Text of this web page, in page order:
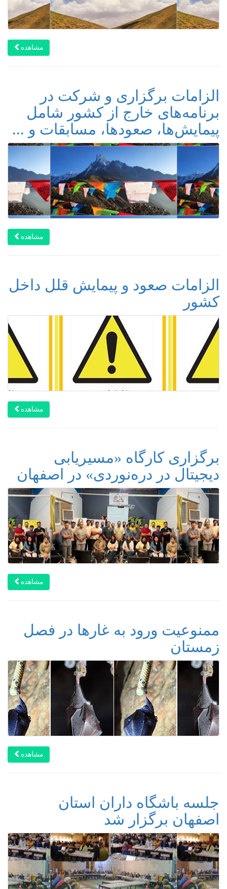
مشاهده
الزامات برگزاری و شرکت در
برنامه‌های خارج از کشور شامل
پیمایش‌ها، صعودها، مسابقات و ...
مشاهده
الزامات صعود و پیمایش قلل داخل
کشور
مشاهده
برگزاری کارگاه «مسیریابی
دیجیتال در دره‌نوردی» در اصفهان
مشاهده
ممنوعیت ورود به غارها در فصل
زمستان
مشاهده
جلسه باشگاه‌ داران استان
اصفهان برگزار شد